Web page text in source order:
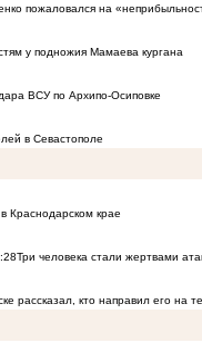
пожаловался на
у подножия Мамаева кургана
ВСУ по Архипо-Осиповке
в Севастополе
Краснодарском крае
Три человека стали жертвами
рассказал, кто направил его на